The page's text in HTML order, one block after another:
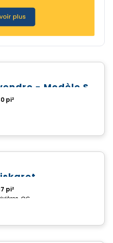
Maison
pi²
Maison
pi²
QC
Terrain